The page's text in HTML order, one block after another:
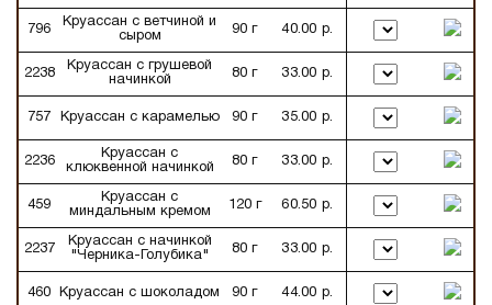
796
Круассан с ветчиной и
сыром
90 г 40.00 р.
2238
Круассан с грушевой
начинкой
80 г 33.00 р.
757 Круассан с карамелью 90 г 35.00 р.
2236
Круассан с
клюквенной начинкой
80 г 33.00 р.
459
Круассан с
миндальным кремом
120 г 60.50 р.
2237
Круассан с начинкой
"Черника-Голубика"
80 г 33.00 р.
460 Круассан с шоколадом 90 г 44.00 р.